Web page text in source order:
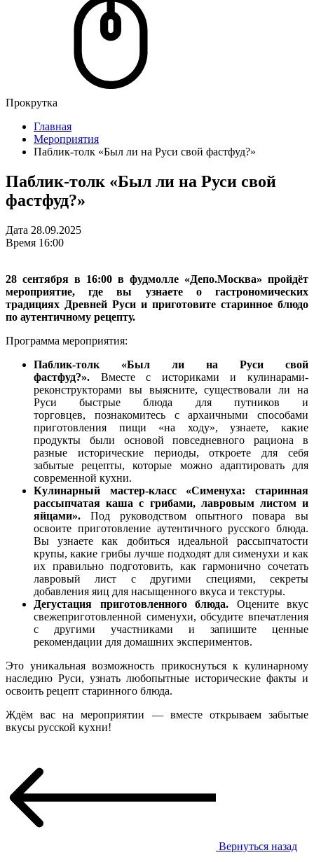
Прокрутка
Главная
Мероприятия
Паблик‑толк «Был ли на Руси свой фастфуд?»
Паблик‑толк «Был ли на Руси свой
фастфуд?»
Дата 28.09.2025
Время 16:00
28 сентября в 16:00 в фудмолле «Депо.Москва» пройдёт
мероприятие, где вы узнаете о гастрономических
традициях Древней Руси и приготовите старинное блюдо
по аутентичному рецепту.
Программа мероприятия:
Паблик‑толк «Был ли на Руси свой
фастфуд?». Вместе с историками и кулинарами-
реконструкторами вы выясните, существовали ли на
Руси быстрые блюда для путников и
торговцев, познакомитесь с архаичными способами
приготовления пищи «на ходу», узнаете, какие
продукты были основой повседневного рациона в
разные исторические периоды, откроете для себя
забытые рецепты, которые можно адаптировать для
современной кухни.
Кулинарный мастер‑класс «Сименуха: старинная
рассыпчатая каша с грибами, лавровым листом и
яйцами». Под руководством опытного повара вы
освоите приготовление аутентичного русского блюда.
Вы узнаете как добиться идеальной рассыпчатости
крупы, какие грибы лучше подходят для сименухи и как
их правильно подготовить, как гармонично сочетать
лавровый лист с другими специями, секреты
добавления яиц для насыщенного вкуса и текстуры.
Дегустация приготовленного блюда. Оцените вкус
свежеприготовленной сименухи, обсудите впечатления
с другими участниками и запишите ценные
рекомендации для домашних экспериментов.
Это уникальная возможность прикоснуться к кулинарному
наследию Руси, узнать любопытные исторические факты и
освоить рецепт старинного блюда.
Ждём вас на мероприятии — вместе открываем забытые
вкусы русской кухни!
Вернуться назад